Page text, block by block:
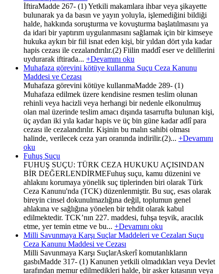
İftiraMadde 267- (1) Yetkili makamlara ihbar veya şikayette
bulunarak ya da basın ve yayın yoluyla, işlemediğini bildiği
halde, hakkında soruşturma ve kovuşturma başlatılmasını ya
da idari bir yaptırım uygulanmasını sağlamak için bir kimseye
hukuka aykırı bir fiil isnat eden kişi, bir yıldan dört yıla kadar
hapis cezası ile cezalandırılır.(2) Fiilin maddî eser ve delillerini
uydurarak iftirada... +Devamını oku
Muhafaza görevini kötüye kullanma Suçu Ceza Kanunu
Maddesi ve Cezası
Muhafaza görevini kötüye kullanmaMadde 289- (1)
Muhafaza edilmek üzere kendisine resmen teslim olunan
rehinli veya hacizli veya herhangi bir nedenle elkonulmuş
olan mal üzerinde teslim amacı dışında tasarrufta bulunan kişi,
üç aydan iki yıla kadar hapis ve üç bin güne kadar adlî para
cezası ile cezalandırılır. Kişinin bu malın sahibi olması
halinde, verilecek ceza yarı oranında indirilir.(2)... +Devamını
oku
Fuhuş Suçu
FUHUŞ SUÇU: TÜRK CEZA HUKUKU AÇISINDAN
BİR DEĞERLENDİRMEFuhuş suçu, kamu düzenini ve
ahlakını korumaya yönelik suç tiplerinden biri olarak Türk
Ceza Kanunu'nda (TCK) düzenlenmiştir. Bu suç, esas olarak
bireyin cinsel dokunulmazlığına değil, toplumun genel
ahlakına ve sağlığına yönelen bir tehdit olarak kabul
edilmektedir. TCK’nın 227. maddesi, fuhşa teşvik, aracılık
etme, yer temin etme ve bu... +Devamını oku
Milli Savunmaya Karşı Suçlar Maddeleri ve Cezaları Suçu
Ceza Kanunu Maddesi ve Cezası
Milli Savunmaya Karşı SuçlarAskerî komutanlıkların
gasbıMadde 317- (1) Kanunen yetkili olmadıkları veya Devlet
tarafından memur edilmedikleri halde, bir asker kıtasının veya